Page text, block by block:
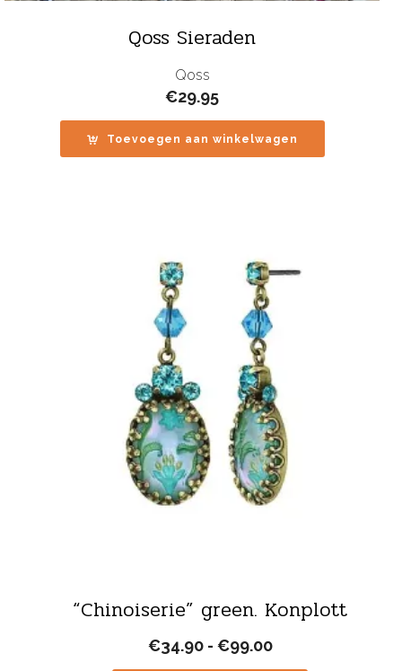
Qoss Sieraden
Qoss
€29.95
Toevoegen aan winkelwagen
“Chinoiserie” green. Konplott
€34.90 - €99.00Prijsklasse: